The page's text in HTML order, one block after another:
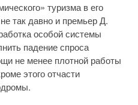
туризма в его
так давно и премьер Д.
особой системы
падение спроса
не менее плотной работы
этого отчасти